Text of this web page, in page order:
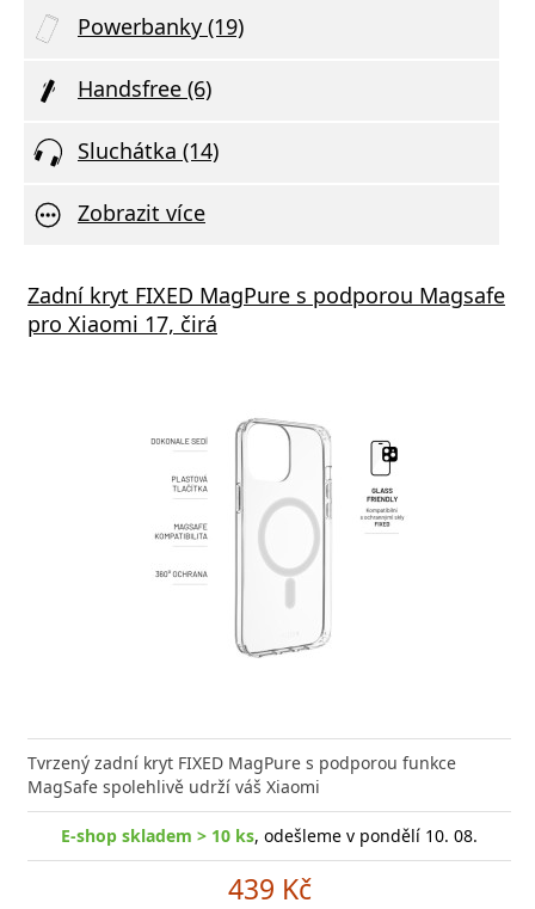
Powerbanky (19)
Handsfree (6)
Sluchátka (14)
Zobrazit více
Zadní kryt FIXED MagPure s podporou Magsafe
pro Xiaomi 17, čirá
Tvrzený zadní kryt FIXED MagPure s podporou funkce
MagSafe spolehlivě udrží váš Xiaomi
E-shop skladem > 10 ks, odešleme v pondělí 10. 08.
439 Kč
SÍŤOVÝ ADAPTÉR GaN 1x USB-C 35W
DELIVERY ČERNÝ
kvalitní GaN nabíječku s vysokým výkonem a malými
Našli jste správně.
skladem > 10 ks, odešleme v pondělí 10. 08.